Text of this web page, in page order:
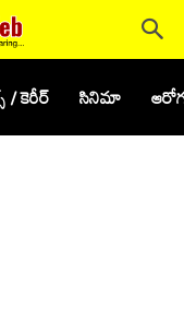
/ కెరీర్ సినిమా